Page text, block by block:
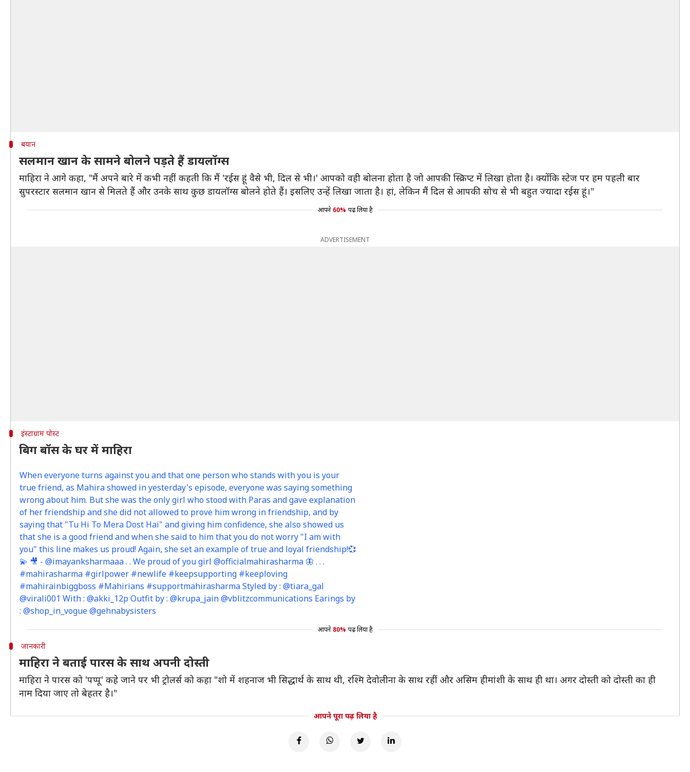
बयान
सलमान खान के सामने बोलने पड़ते हैं डायलॉग्स
माहिरा ने आगे कहा, "मैं अपने बारे में कभी नहीं कहती कि मैं 'रईस हूं वैसे भी, दिल से भी।' आपको वही बोलना होता है जो आपकी स्क्रिप्ट में लिखा होता है। क्योंकि स्टेज पर हम पहली बार
सुपरस्टार सलमान खान से मिलते हैं और उनके साथ कुछ डायलॉग्स बोलने होते हैं। इसलिए उन्हें लिखा जाता है। हां, लेकिन मैं दिल से आपकी सोच से भी बहुत ज्यादा रईस हूं।"
आपने 60% पढ़ लिया है
ADVERTISEMENT
इंस्टाग्राम पोस्ट
बिग बॉस के घर में माहिरा
When everyone turns against you and that one person who stands with you is your
true friend, as Mahira showed in yesterday's episode, everyone was saying something
wrong about him. But she was the only girl who stood with Paras and gave explanation
of her friendship and she did not allowed to prove him wrong in friendship, and by
saying that "Tu Hi To Mera Dost Hai" and giving him confidence, she also showed us
that she is a good friend and when she said to him that you do not worry "I am with
you" this line makes us proud! Again, she set an example of true and loyal friendship!💞
💫 🎥 - @imayanksharmaaa . . We proud of you girl @officialmahirasharma 🦋 . . .
#mahirasharma #girlpower #newlife #keepsupporting #keeploving
#mahirainbiggboss #Mahirians #supportmahirasharma Styled by : @tiara_gal
@virali001 With : @akki_12p Outfit by : @krupa_jain @vblitzcommunications Earings by
: @shop_in_vogue @gehnabysisters
आपने 80% पढ़ लिया है
जानकारी
माहिरा ने बताई पारस के साथ अपनी दोस्ती
माहिरा ने पारस को 'पप्पू' कहे जाने पर भी ट्रोलर्स को कहा "शो में शहनाज भी सिद्धार्थ के साथ थी, रश्मि देवोलीना के साथ रहीं और असिम हीमांशी के साथ ही था। अगर दोस्ती को दोस्ती का ही
नाम दिया जाए तो बेहतर है।"
आपने पूरा पढ़ लिया है